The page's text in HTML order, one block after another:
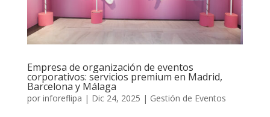
Empresa de organización de eventos
corporativos: servicios premium en Madrid,
Barcelona y Málaga
por inforeflipa | Dic 24, 2025 | Gestión de Eventos